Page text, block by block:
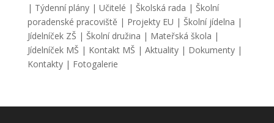
| Týdenní plány| Učitelé | Školská rada | Školní
poradenské pracoviště | Projekty EU | Školní jídelna |
Jídelníček ZŠ | Školní družina | Mateřská škola |
Jídelníček MŠ | Kontakt MŠ | Aktuality| Dokumenty|
Kontakty| Fotogalerie